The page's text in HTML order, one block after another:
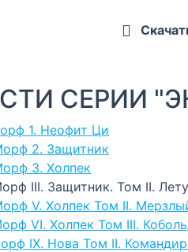
СЕРИИ
1. Неофит Ци
2. Защитник
3. Холпек
III. Защитник. Том II.
V. Холпек Том II.
VI. Холпек Том III.
IX. Нова Том II.